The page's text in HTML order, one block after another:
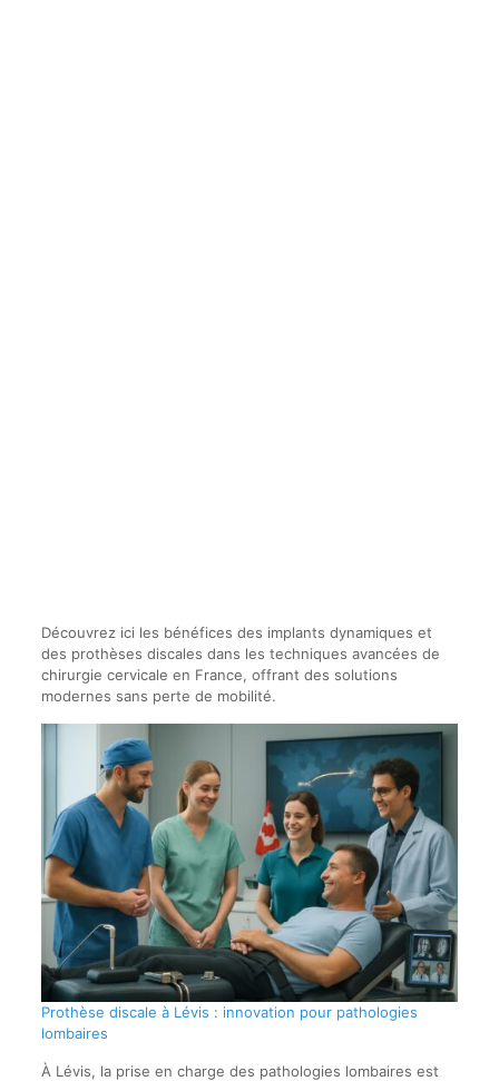
Découvrez ici les bénéfices des implants dynamiques et
des prothèses discales dans les techniques avancées de
chirurgie cervicale en France, offrant des solutions
modernes sans perte de mobilité.
Prothèse discale à Lévis : innovation pour pathologies
lombaires
À Lévis, la prise en charge des pathologies lombaires est